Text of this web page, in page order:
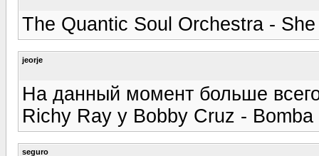
The Quantic Soul Orchestra -
jeorje
На данный момент больше
Richy Ray y Bobby Cruz - Bomba
seguro